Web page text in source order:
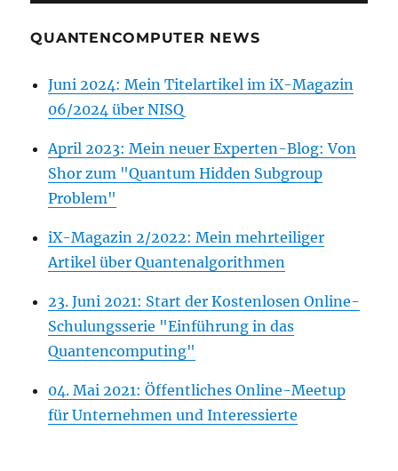
QUANTENCOMPUTER NEWS
Juni 2024: Mein Titelartikel im iX-Magazin
06/2024 über NISQ
April 2023: Mein neuer Experten-Blog: Von
Shor zum "Quantum Hidden Subgroup
Problem"
iX-Magazin 2/2022: Mein mehrteiliger
Artikel über Quantenalgorithmen
23. Juni 2021: Start der Kostenlosen Online-
Schulungsserie "Einführung in das
Quantencomputing"
04. Mai 2021: Öffentliches Online-Meetup
für Unternehmen und Interessierte